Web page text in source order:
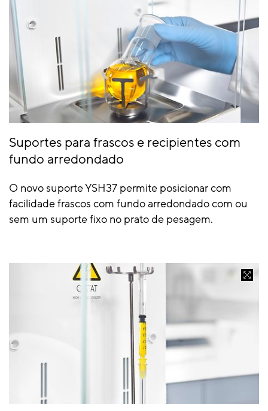
Suportes para frascos e recipientes com
fundo arredondado
O novo suporte YSH37 permite posicionar com
facilidade frascos com fundo arredondado com ou
sem um suporte fixo no prato de pesagem.